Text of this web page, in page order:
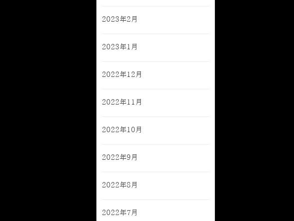
2023年2月
2023年1月
2022年12月
2022年11月
2022年10月
2022年9月
2022年8月
2022年7月